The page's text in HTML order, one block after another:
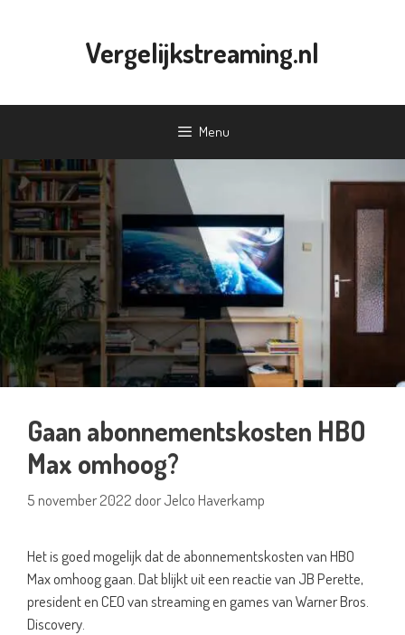
Vergelijkstreaming.nl
Menu
Gaan abonnementskosten HBO
Max omhoog?
5 november 2022 doorJelco Haverkamp
Het is goed mogelijk dat de abonnementskosten van HBO
Max omhoog gaan. Dat blijkt uit een reactie van JB Perette,
president en CEO van streaming en games van Warner Bros.
Discovery.